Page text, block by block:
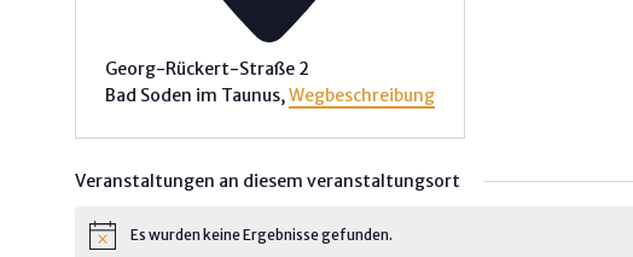
Georg-Rückert-Straße 2
Bad Soden im Taunus,Wegbeschreibung
Veranstaltungen an diesem veranstaltungsort
HinweisEs wurden keine Ergebnisse gefunden.